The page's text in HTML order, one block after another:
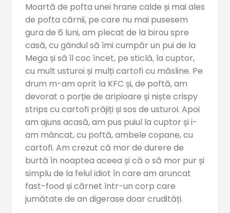
Moartă de pofta unei hrane calde și mai ales
de pofta cărnii, pe care nu mai pusesem
gura de 6 luni, am plecat de la birou spre
casă, cu gândul să îmi cumpăr un pui de la
Mega și să îl coc încet, pe sticlă, la cuptor,
cu mult usturoi și mulți cartofi cu măsline. Pe
drum m-am oprit la KFC și, de poftă, am
devorat o porție de aripioare și niște crispy
strips cu cartofi prăjiți și sos de usturoi. Apoi
am ajuns acasă, am pus puiul la cuptor și i-
am mâncat, cu poftă, ambele copane, cu
cartofi. Am crezut că mor de durere de
burtă în noaptea aceea și că o să mor pur și
simplu de la felul idiot în care am aruncat
fast-food și cărnet într-un corp care
jumătate de an digerase doar crudități.